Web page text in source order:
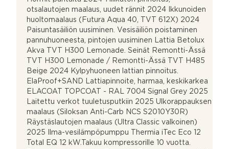
otsalautojen maalaus, uudet rännit 2024 Ikkunoiden
huoltomaalaus (Futura Aqua 40, TVT 612X) 2024
Paisuntasäiliön uusiminen. Vesisäiliön poistaminen
pannuhuoneesta, pintojen uusiminen Lattia Betolux
Akva TVT H300 Lemonade. Seinät Remontti-Ässä
TVT H300 Lemonade / Remontti-Ässä TVT H485
Beige 2024 Kylpyhuoneen lattian pinnoitus.
ElaProof+SAND Lattiapinnoite, harmaa, keskikarkea
ELACOAT TOPCOAT - RAL 7004 Signal Grey 2025
Laitettu verkot tuuletusputkiin 2025 Ulkorappauksen
maalaus (Siloksan Anti-Carb NCS S2010Y30R)
Räystäslautojen maalaus (Ultra Classic valkoinen)
2025 Ilma-vesilämpöpumppu Thermia iTec Eco 12
Total EQ 12 kW.Takuu kompressorille 10 vuotta.